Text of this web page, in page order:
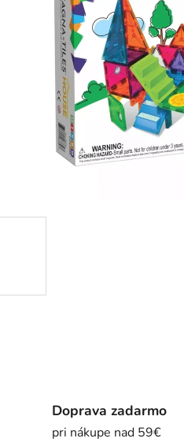
Doprava zadarmo
pri nákupe nad 59€